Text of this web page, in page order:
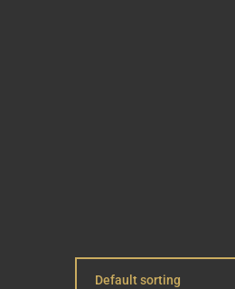
Default sorting